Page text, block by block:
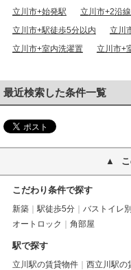
立川市+始発駅
立川市+2沿
立川市+駅徒歩5分以内
立川
立川市+室内洗濯置
立川市+
最近検索した条件一覧
こだわり条件で探す
新築 駅徒歩5分 バストイレ別
オートロック
角部屋
駅で探す
立川駅の賃貸物件 西立川駅の